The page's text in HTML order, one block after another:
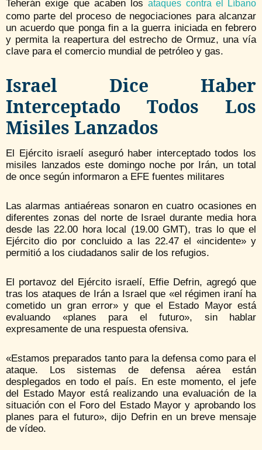
Teherán exige que acaben losataques contra el Líbano
como parte del proceso de negociaciones para alcanzar
un acuerdo que ponga fin a la guerra iniciada en febrero
y permita la reapertura del estrecho de Ormuz, una vía
clave para el comercio mundial de petróleo y gas.
Israel Dice Haber
Interceptado Todos Los
Misiles Lanzados
El Ejército israelí aseguró haber interceptado todos los
misiles lanzados este domingo noche por Irán, un total
de once según informaron a EFE fuentes militares
Las alarmas antiaéreas sonaron en cuatro ocasiones en
diferentes zonas del norte de Israel durante media hora
desde las 22.00 hora local (19.00 GMT), tras lo que el
Ejército dio por concluido a las 22.47 el «incidente» y
permitió a los ciudadanos salir de los refugios.
El portavoz del Ejército israelí, Effie Defrin, agregó que
tras los ataques de Irán a Israel que «el régimen iraní ha
cometido un gran error» y que el Estado Mayor está
evaluando «planes para el futuro», sin hablar
expresamente de una respuesta ofensiva.
«Estamos preparados tanto para la defensa como para el
ataque. Los sistemas de defensa aérea están
desplegados en todo el país. En este momento, el jefe
del Estado Mayor está realizando una evaluación de la
situación con el Foro del Estado Mayor y aprobando los
planes para el futuro», dijo Defrin en un breve mensaje
de vídeo.